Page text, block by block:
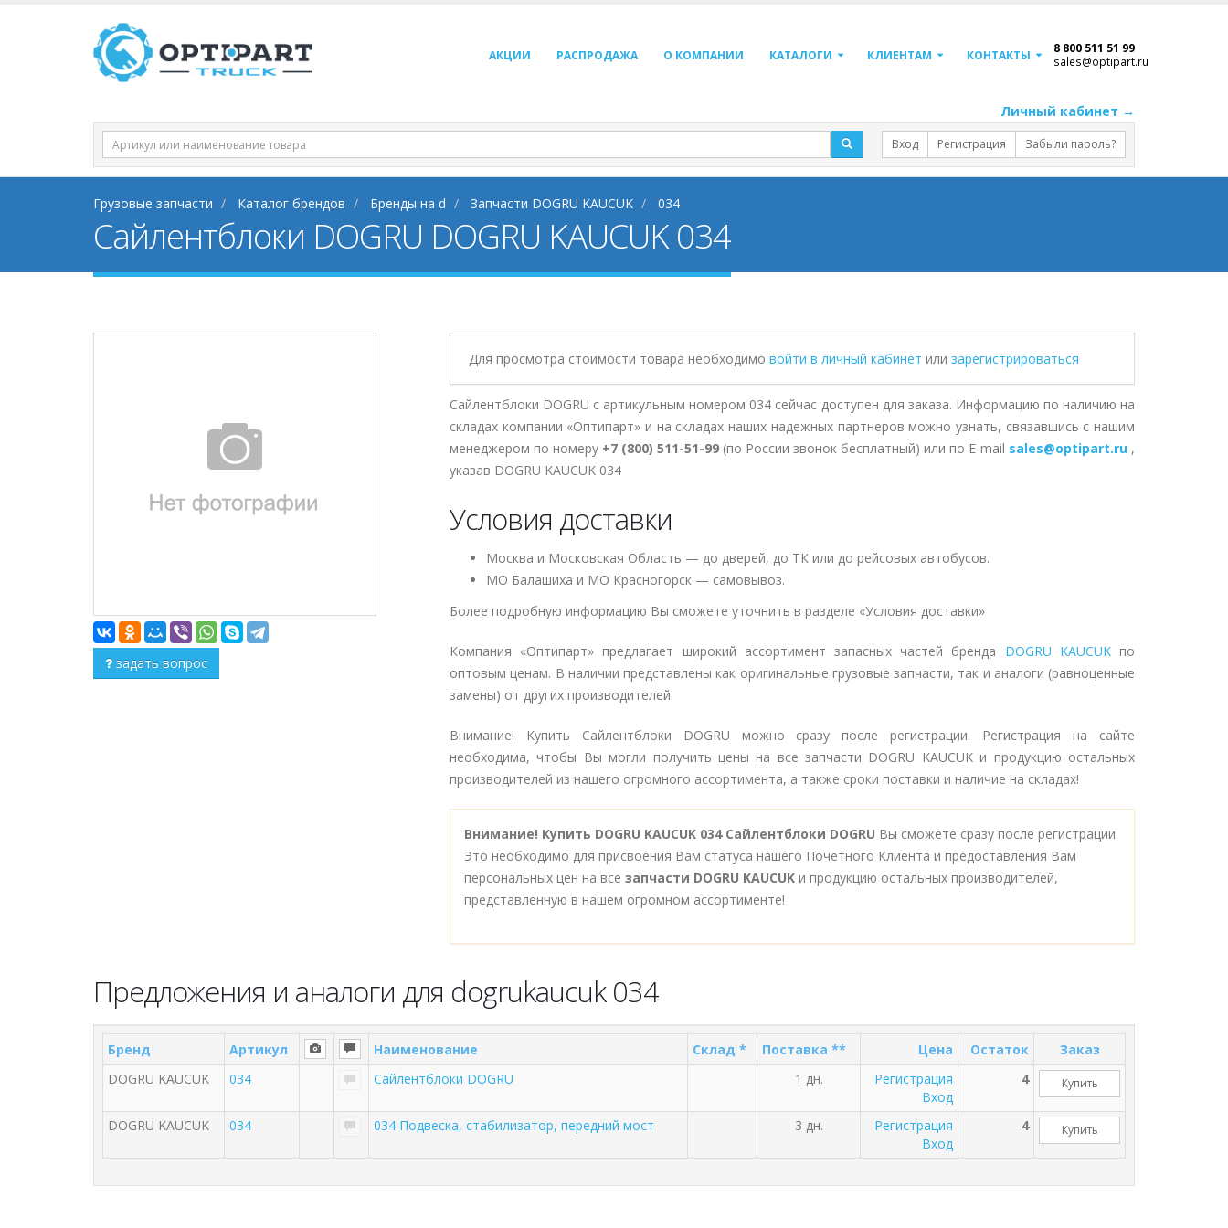
АКЦИИ РАСПРОДАЖА О КОМПАНИИ КАТАЛОГИ КЛИЕНТАМ КОНТАКТЫ 8 800 511 51 99
sales@optipart.ru
Личный кабинет →
Вход Регистрация Забыли пароль?
Грузовые запчасти Каталог брендов Бренды на d Запчасти DOGRU KAUCUK 034
Сайлентблоки DOGRU DOGRU KAUCUK 034
задать вопрос
Для просмотра стоимости товара необходимо войти в личный кабинет или зарегистрироваться
Сайлентблоки DOGRU с артикульным номером 034 сейчас доступен для заказа. Информацию по наличию на
складах компании «Оптипарт» и на складах наших надежных партнеров можно узнать, связавшись с нашим
менеджером по номеру +7 (800) 511-51-99 (по России звонок бесплатный) или по E-mail sales@optipart.ru ,
указав DOGRU KAUCUK 034
Условия доставки
Москва и Московская Область — до дверей, до ТК или до рейсовых автобусов.
МО Балашиха и МО Красногорск — самовывоз.
Более подробную информацию Вы сможете уточнить в разделе «Условия доставки»
Компания «Оптипарт» предлагает широкий ассортимент запасных частей бренда DOGRU KAUCUKпо
оптовым ценам. В наличии представлены как оригинальные грузовые запчасти, так и аналоги (равноценные
замены) от других производителей.
Внимание! Купить Сайлентблоки DOGRU можно сразу после регистрации. Регистрация на сайте
необходима, чтобы Вы могли получить цены на все запчасти DOGRU KAUCUK и продукцию остальных
производителей из нашего огромного ассортимента, а также сроки поставки и наличие на складах!
Внимание! Купить DOGRU KAUCUK 034 Сайлентблоки DOGRU Вы сможете сразу после регистрации.
Это необходимо для присвоения Вам статуса нашего Почетного Клиента и предоставления Вам
персональных цен на все запчасти DOGRU KAUCUK и продукцию остальных производителей,
представленную в нашем огромном ассортименте!
Предложения и аналоги для dogrukaucuk 034
Бренд Артикул Наименование Склад * Поставка ** Цена Остаток
Заказ
DOGRU KAUCUK
034 Сайлентблоки DOGRU 1 дн.
Регистрация
Вход
4 Купить
DOGRU KAUCUK 034 034 Подвеска, стабилизатор, передний мост 3 дн.
Регистрация
Вход
4 Купить